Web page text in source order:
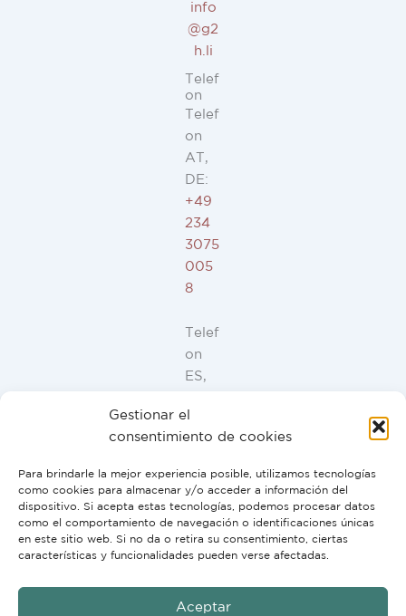
Gestionar el
consentimiento de cookies
Para brindarle la mejor experiencia posible, utilizamos tecnologías
como cookies para almacenar y/o acceder a información del
dispositivo. Si acepta estas tecnologías, podemos procesar datos
como el comportamiento de navegación o identificaciones únicas
en este sitio web. Si no da o retira su consentimiento, ciertas
características y funcionalidades pueden verse afectadas.
Aceptar
info
@g2
h.li
Telef
on
Telef
on
AT,
DE:
+49
234
3075
005
8
Telef
on
ES,
IT,
PT:
91
946
44